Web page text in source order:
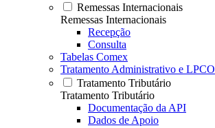
Remessas Internacionais
Remessas Internacionais
Recepção
Consulta
Tabelas Comex
Tratamento Administrativo e LPCO
Tratamento Tributário
Tratamento Tributário
Documentação da API
Dados de Apoio